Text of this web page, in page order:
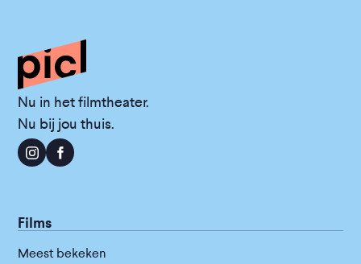
Nu in het filmtheater.
Nu bij jou thuis.
Films
Meest bekeken